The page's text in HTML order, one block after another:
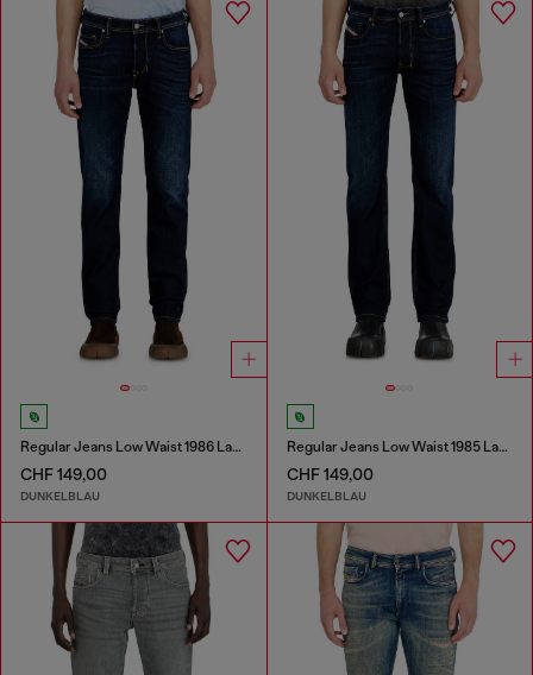
Regular Jeans Low Waist 1986 Larkee-Beex
CHF 149,00
DUNKELBLAU
Regular Jeans Low Waist 1985 Larkee
CHF 149,00
DUNKELBLAU